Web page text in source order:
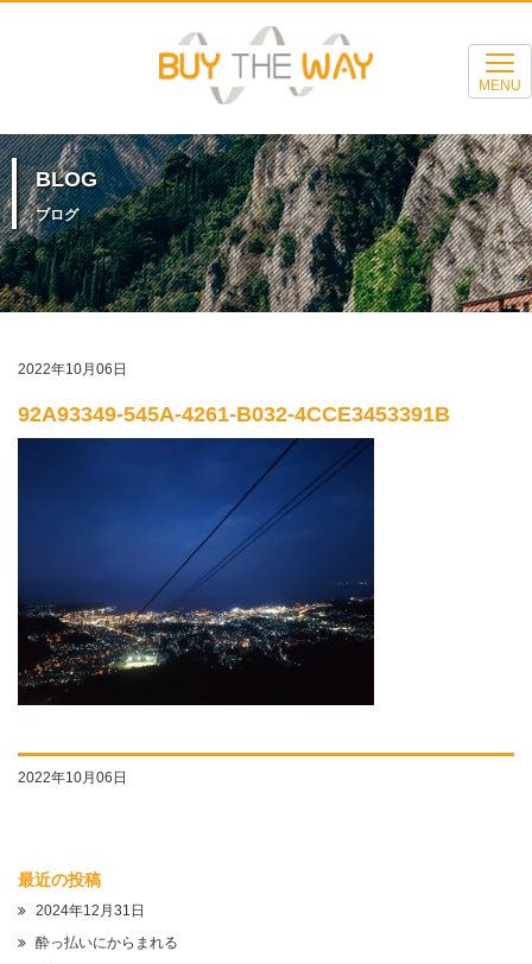
MENU
BLOG
ブログ
2022年10月06日
92A93349-545A-4261-B032-4CCE3453391B
2022年10月06日
最近の投稿
2024年12月31日
酔っ払いにからまれる